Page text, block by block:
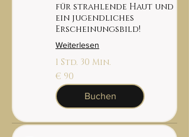
für strahlende Haut und
ein jugendliches
Erscheinungsbild!
Weiterlesen
1 Std. 30 Min.
90
euro
€ 90
Buchen